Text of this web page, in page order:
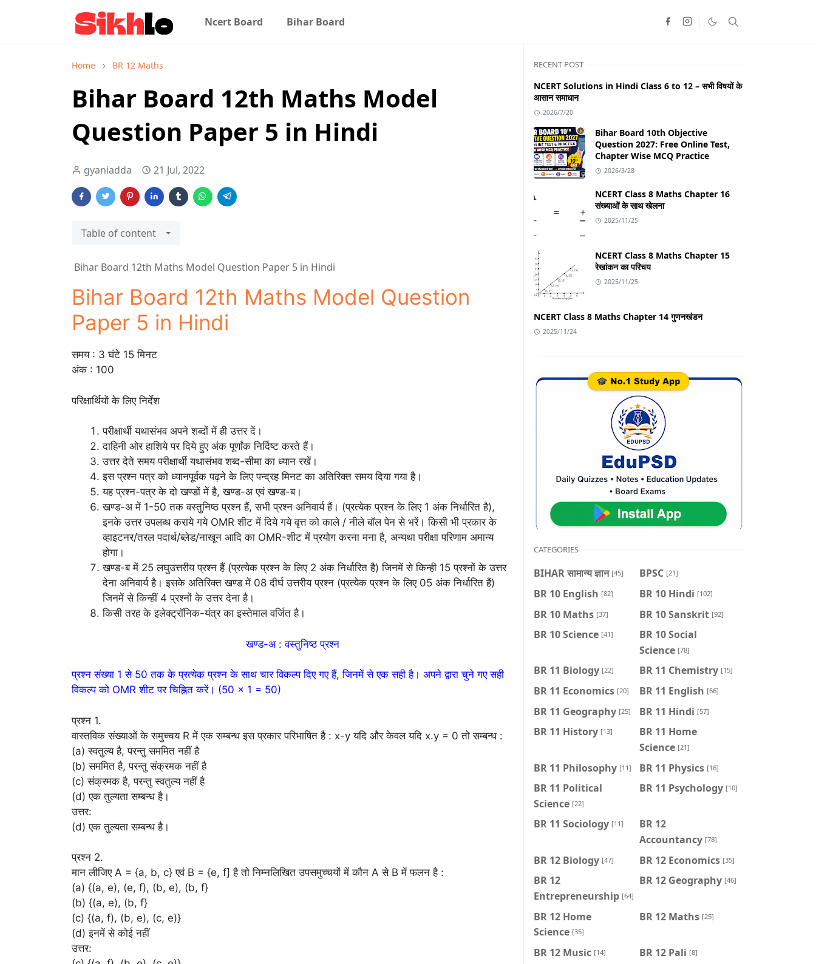
Ncert Board Bihar Board
Home BR 12 Maths
Bihar Board 12th Maths Model
Question Paper 5 in Hindi
gyaniadda 21 Jul, 2022
Table of content
Bihar Board 12th Maths Model Question Paper 5 in Hindi
Bihar Board 12th Maths Model Question
Paper 5 in Hindi
समय : 3 घंटे 15 मिनट
अंक : 100
परिक्षार्थियों के लिए निर्देश
परीक्षार्थी यथासंभव अपने शब्दों में ही उत्तर दें।
दाहिनी ओर हाशिये पर दिये हुए अंक पूर्णांक निर्दिष्ट करते हैं।
उत्तर देते समय परीक्षार्थी यथासंभव शब्द-सीमा का ध्यान रखें।
इस प्रश्न पत्र को ध्यानपूर्वक पढ़ने के लिए पन्द्रह मिनट का अतिरिक्त समय दिया गया है।
यह प्रश्न-पत्र के दो खण्डों में है, खण्ड-अ एवं खण्ड-ब।
खण्ड-अ में 1-50 तक वस्तुनिष्ठ प्रश्न हैं, सभी प्रश्न अनिवार्य हैं। (प्रत्येक प्रश्न के लिए 1 अंक निर्धारित है),
इनके उत्तर उपलब्ध कराये गये OMR शीट में दिये गये वृत्त को काले / नीले बॉल पेन से भरें। किसी भी प्रकार के
व्हाइटनर/तरल पदार्थ/ब्लेड/नाखून आदि का OMR-शीट में प्रयोग करना मना है, अन्यथा परीक्षा परिणाम अमान्य
होगा।
खण्ड-ब में 25 लघुउत्तरीय प्रश्न हैं (प्रत्येक प्रश्न के लिए 2 अंक निर्धारित है) जिनमें से किन्ही 15 प्रश्नों के उत्तर
देना अनिवार्य है। इसके अतिरिक्त खण्ड में 08 दीर्घ उत्तरीय प्रश्न (प्रत्येक प्रश्न के लिए 05 अंक निर्धारित हैं)
जिनमें से किन्हीं 4 प्रश्नों के उत्तर देना है।
किसी तरह के इलेक्ट्रॉनिक-यंत्र का इस्तेमाल वर्जित है।
खण्ड-अ : वस्तुनिष्ठ प्रश्न
प्रश्न संख्या 1 से 50 तक के प्रत्येक प्रश्न के साथ चार विकल्प दिए गए हैं, जिनमें से एक सही है। अपने द्वारा चुने गए सही
विकल्प को OMR शीट पर चिह्नित करें। (50 × 1 = 50)
प्रश्न 1.
वास्तविक संख्याओं के समुच्चय R में एक सम्बन्ध इस प्रकार परिभाषित है : x-y यदि और केवल यदि x.y = 0 तो सम्बन्ध :
(a) स्वतुल्य है, परन्तु सममित नहीं है
(b) सममित है, परन्तु संक्रमक नहीं है
(c) संक्रमक है, परन्तु स्वतुल्य नहीं है
(d) एक तुल्यता सम्बन्ध है।
उत्तर:
(d) एक तुल्यता सम्बन्ध है।
प्रश्न 2.
मान लीजिए A = {a, b, c} एवं B = {e, f] है तो निम्नलिखित उपसमुच्चयों में कौन A से B में फलन है :
(a) {(a, e), (e, f), (b, e), (b, f}
(b) {(a, e), (b, f}
(c) {(a, f), (b, e), (c, e)}
(d) इनमें से कोई नहीं
उत्तर:
RECENT POST
NCERT Solutions in Hindi Class 6 to 12 – सभी विषयों के
आसान समाधान
2026/7/20
Bihar Board 10th Objective
Question 2027: Free Online Test,
Chapter Wise MCQ Practice
2026/3/28
NCERT Class 8 Maths Chapter 16
संख्याओं के साथ खेलना
2025/11/25
NCERT Class 8 Maths Chapter 15
रेखांकन का परिचय
2025/11/25
NCERT Class 8 Maths Chapter 14 गुणनखंडन
2025/11/24
CATEGORIES
BIHAR सामान्य ज्ञान [45] BPSC [21]
BR 10 English [82] BR 10 Hindi [102]
BR 10 Maths [37] BR 10 Sanskrit [92]
BR 10 Science [41]
BR 10 Social
Science [78]
BR 11 Biology [22] BR 11 Chemistry [15]
BR 11 Economics [20] BR 11 English [66]
BR 11 Geography [25] BR 11 Hindi [57]
BR 11 History [13]
BR 11 Home
Science [21]
BR 11 Philosophy [11] BR 11 Physics [16]
BR 11 Political
Science [22]
BR 11 Psychology [10]
BR 11 Sociology [11]
BR 12
Accountancy [78]
BR 12 Biology [47] BR 12 Economics [35]
BR 12
Entrepreneurship [64]
BR 12 Geography [46]
BR 12 Home
Science [35]
BR 12 Maths [25]
BR 12 Music [14] BR 12 Pali [8]